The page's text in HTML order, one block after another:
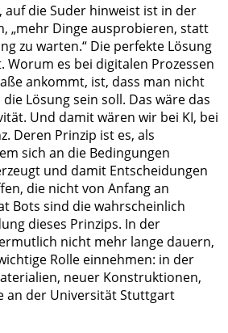
auf die Suder hinweist ist in der
„mehr Dinge ausprobieren, statt
zu warten.“ Die perfekte Lösung
Worum es bei digitalen Prozessen
ankommt, ist, dass man nicht
Lösung sein soll. Das wäre das
Und damit wären wir bei KI, bei
Deren Prinzip ist es, als
sich an die Bedingungen
und damit Entscheidungen
die nicht von Anfang an
Bots sind die wahrscheinlich
dieses Prinzips. In der
nicht mehr lange dauern,
Rolle einnehmen: in der
neuer Konstruktionen,
an der Universität Stuttgart